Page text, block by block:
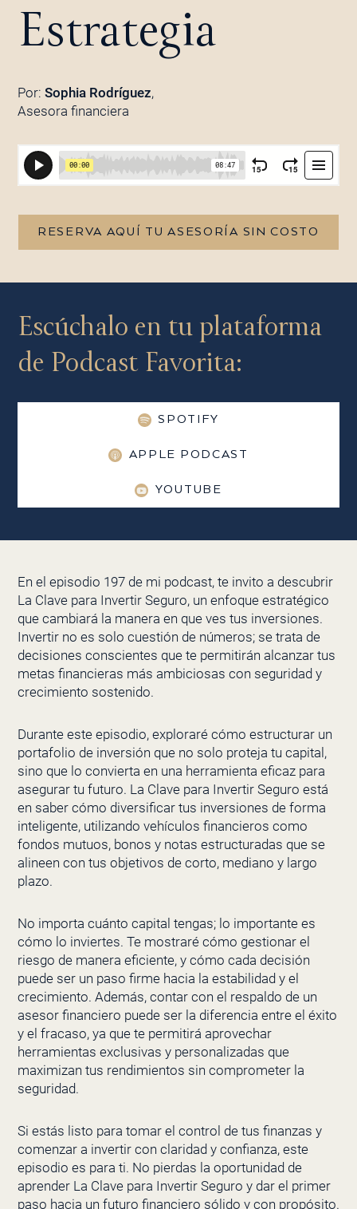
Estrategia
Por: Sophia Rodríguez,
Asesora financiera
RESERVA AQUÍ TU ASESORÍA SIN COSTO
Escúchalo en tu plataforma
de Podcast Favorita:
SPOTIFY
APPLE PODCAST
YOUTUBE
En el episodio 197 de mi podcast, te invito a descubrir
La Clave para Invertir Seguro, un enfoque estratégico
que cambiará la manera en que ves tus inversiones.
Invertir no es solo cuestión de números; se trata de
decisiones conscientes que te permitirán alcanzar tus
metas financieras más ambiciosas con seguridad y
crecimiento sostenido.
Durante este episodio, exploraré cómo estructurar un
portafolio de inversión que no solo proteja tu capital,
sino que lo convierta en una herramienta eficaz para
asegurar tu futuro. La Clave para Invertir Seguro está
en saber cómo diversificar tus inversiones de forma
inteligente, utilizando vehículos financieros como
fondos mutuos, bonos y notas estructuradas que se
alineen con tus objetivos de corto, mediano y largo
plazo.
No importa cuánto capital tengas; lo importante es
cómo lo inviertes. Te mostraré cómo gestionar el
riesgo de manera eficiente, y cómo cada decisión
puede ser un paso firme hacia la estabilidad y el
crecimiento. Además, contar con el respaldo de un
asesor financiero puede ser la diferencia entre el éxito
y el fracaso, ya que te permitirá aprovechar
herramientas exclusivas y personalizadas que
maximizan tus rendimientos sin comprometer la
seguridad.
Si estás listo para tomar el control de tus finanzas y
comenzar a invertir con claridad y confianza, este
episodio es para ti. No pierdas la oportunidad de
aprender La Clave para Invertir Seguro y dar el primer
paso hacia un futuro financiero sólido y con propósito.